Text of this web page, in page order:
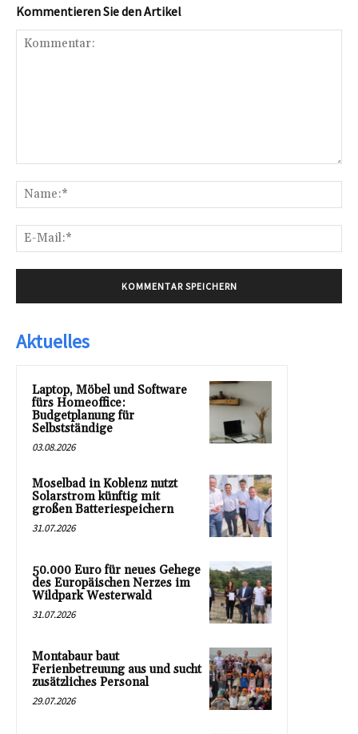
Kommentieren Sie den Artikel
Aktuelles
Laptop, Möbel und Software
fürs Homeoffice:
Budgetplanung für
Selbstständige
03.08.2026
Moselbad in Koblenz nutzt
Solarstrom künftig mit
großen Batteriespeichern
31.07.2026
50.000 Euro für neues Gehege
des Europäischen Nerzes im
Wildpark Westerwald
31.07.2026
Montabaur baut
Ferienbetreuung aus und sucht
zusätzliches Personal
29.07.2026